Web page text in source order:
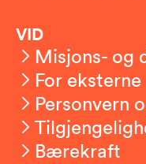
VID
Misjons- og
For eksterne
Personvern
Bærekraft